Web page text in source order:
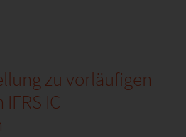
zu vorläufigen
IC-